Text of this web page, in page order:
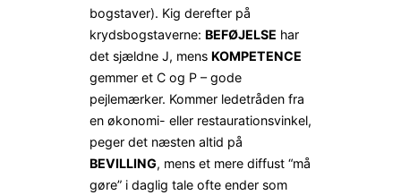
bogstaver). Kig derefter på
krydsbogstaverne: BEFØJELSE har
det sjældne J, mens KOMPETENCE
gemmer et C og P – gode
pejlemærker. Kommer ledetråden fra
en økonomi- eller restaurationsvinkel,
peger det næsten altid på
BEVILLING, mens et mere diffust “må
gøre” i daglig tale ofte ender som